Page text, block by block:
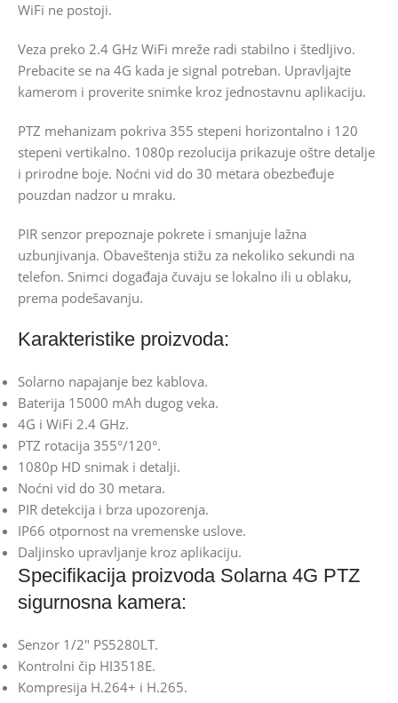
WiFi ne postoji.
Veza preko 2.4 GHz WiFi mreže radi stabilno i štedljivo.
Prebacite se na 4G kada je signal potreban. Upravljajte
kamerom i proverite snimke kroz jednostavnu aplikaciju.
PTZ mehanizam pokriva 355 stepeni horizontalno i 120
stepeni vertikalno. 1080p rezolucija prikazuje oštre detalje
i prirodne boje. Noćni vid do 30 metara obezbeđuje
pouzdan nadzor u mraku.
PIR senzor prepoznaje pokrete i smanjuje lažna
uzbunjivanja. Obaveštenja stižu za nekoliko sekundi na
telefon. Snimci događaja čuvaju se lokalno ili u oblaku,
prema podešavanju.
Karakteristike proizvoda:
Solarno napajanje bez kablova.
Baterija 15000 mAh dugog veka.
4G i WiFi 2.4 GHz.
PTZ rotacija 355°/120°.
1080p HD snimak i detalji.
Noćni vid do 30 metara.
PIR detekcija i brza upozorenja.
IP66 otpornost na vremenske uslove.
Daljinsko upravljanje kroz aplikaciju.
Specifikacija proizvoda Solarna 4G PTZ
sigurnosna kamera:
Senzor 1/2″ PS5280LT.
Kontrolni čip HI3518E.
Kompresija H.264+ i H.265.